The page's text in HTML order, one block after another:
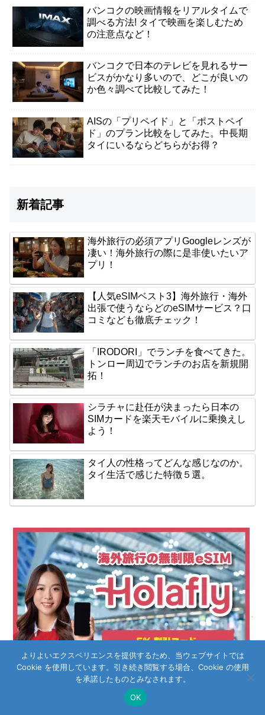
バンコクの映画情報をリアルタイムで
調べる方法! タイで映画を楽しむため
の注意点など！
バンコクで日本のテレビを見れるサー
ビスがかなり多いので、どこが良いの
か色々調べて比較してみた！
AISの「プリペイド」と「ポストペイ
ド」のプラン比較をしてみた。中長期
タイにいるならどちらがお得？
新着記事
海外旅行の必須アプリGoogleレンズが
凄い！海外旅行の際に是非使いたいア
プリ！
【人気eSIMベスト3】海外旅行・海外
出張で使うならどのeSIMサービス？口
コミなども徹底チェック！
「IRODORI」でランチを食べてきた。
トンロー周辺でランチのお店を新規開
拓！
シラチャに赴任が決まったら日本の
SIMカードを楽天モバイルに乗換えし
よう！
タイ人の性格ってどんな感じなのか。
タイ生活で感じた特徴５選。
よりよいエクスペリエンスを提供するため、当ウェブサイトでは
Cookie を使用しています。引き続き閲覧する場合、Cookie の使用
を承諾したものとみなされます。
OK